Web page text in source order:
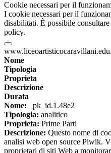
Cookie necessari per il
I cookie necessari per il
disabilitati. È possibile
policy.
Nome
Tipologia
Proprieta
Descrizione
Durata
Nome: _pk_id.1.48e2
Tipologia: analitico
Proprieta: Prime Parti
Descrizione: Questo nome di
analisi web open source Piwik.
proprietari di siti Web a